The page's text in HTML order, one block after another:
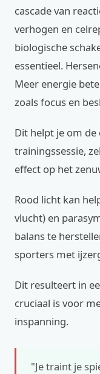
cascade van
verhogen en
biologische
essentieel.
Meer energie
zoals focus en
Dit helpt je om
trainingssessie,
effect op het
Rood licht kan
vlucht) en
balans te
sporters met
Dit resulteert in
cruciaal is voor
inspanning.
"Je traint je